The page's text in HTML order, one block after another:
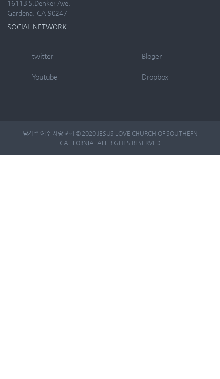
16113 S.Denker Ave,
Gardena, CA 90247
SOCIAL NETWORK
twitter
Youtube
Bloger
Dropbox
남가주 예수 사랑교회 © 2020 JESUS LOVE CHURCH OF SOUTHERN
CALIFORNIA. ALL RIGHTS RESERVED